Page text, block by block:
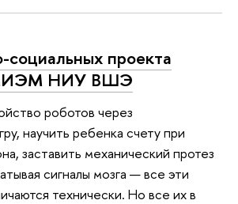
проекта
МИЭМ НИУ ВШЭ
роботов через
научить ребенка счету при
заставить механический протез
сигналы мозга — все эти
технически. Но все их в